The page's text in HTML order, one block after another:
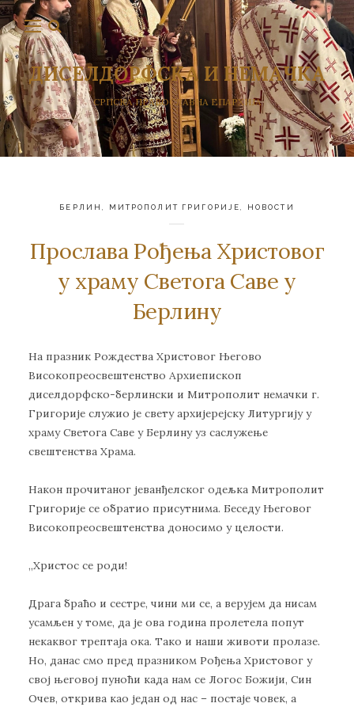
ДИСЕЛДОРФСКА И НЕМАЧКА
СРПСКА ПРАВОСЛАВНА ЕПАРХИЈА
БЕРЛИН МИТРОПОЛИТ ГРИГОРИЈЕ НОВОСТИ
Прослава Рођења Христовог
у храму Светога Саве у
Берлину
На празник Рождества Христовог Његово
Високопреосвештенство Архиепископ
диселдорфско-берлински и Митрополит немачки г.
Григорије служио је свету архијерејску Литургију у
храму Светога Саве у Берлину уз саслужење
свештенства Храма.
Након прочитаног јеванђелског одељка Митрополит
Григорије се обратио присутнима. Беседу Његовог
Високопреосвештенства доносимо у целости.
„Христос се роди!
Драга браћо и сестре, чини ми се, а верујем да нисам
усамљен у томе, да је ова година пролетела попут
некаквог трептаја ока. Тако и наши животи пролазе.
Но, данас смо пред празником Рођења Христовог у
свој његовој пуноћи када нам се Логос Божији, Син
Очев, открива као један од нас – постаје човек, а